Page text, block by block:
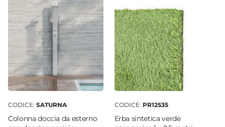
CODICE: SATURNA
Colonna doccia da esterno
CODICE: PR12535
Erba sintetica verde